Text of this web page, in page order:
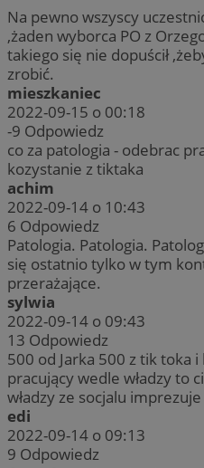
Na pewno wszyscy
,żaden wyborca PO z
takiego się nie dopuścił
zrobić.
mieszkaniec
2022-09-15 o 00:18
-9 Odpowiedz
co za patologia - odebrac
kozystanie z tiktaka
achim
2022-09-14 o 10:43
6 Odpowiedz
Patologia. Patologia.
się ostatnio tylko w tym
przerażające.
sylwia
2022-09-14 o 09:43
13 Odpowiedz
500 od Jarka 500 z tik toka
pracujący wedle władzy to
władzy ze socjalu imprezuje
edi
2022-09-14 o 09:13
9 Odpowiedz